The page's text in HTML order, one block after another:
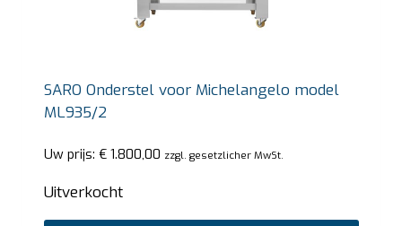
SARO Onderstel voor Michelangelo model
ML935/2
Uw prijs: €1.800,00 zzgl. gesetzlicher MwSt.
Uitverkocht